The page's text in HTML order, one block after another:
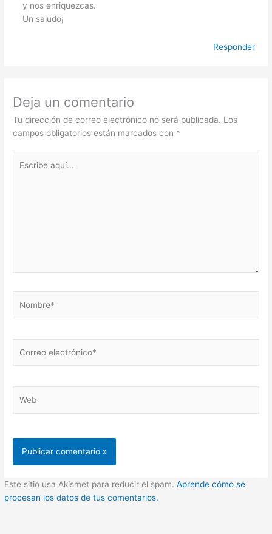
y nos enriquezcas.
Un saludo¡
Responder
Deja un comentario
Tu dirección de correo electrónico no será publicada. Los
campos obligatorios están marcados con *
aquí...
electrónico*
Este sitio usa Akismet para reducir el spam.Aprende cómo se
procesan los datos de tus comentarios.